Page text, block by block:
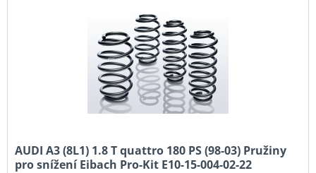
AUDI A3 (8L1) 1.8 T quattro 180 PS (98-03) Pružiny
pro snížení Eibach Pro-Kit E10-15-004-02-22